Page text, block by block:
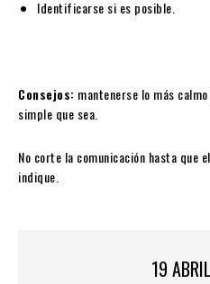
Identificarse si es posible.
Consejos: mantenerse lo más
simple que sea.
No corte la comunicación hasta que
indique.
19